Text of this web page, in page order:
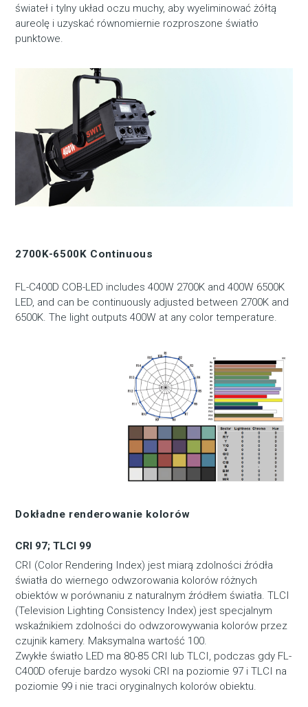
świateł i tylny układ oczu muchy, aby wyeliminować żółtą
aureolę i uzyskać równomiernie rozproszone światło
punktowe.
2700K-6500K Continuous
FL-C400D COB-LED includes 400W 2700K and 400W 6500K
LED, and can be continuously adjusted between 2700K and
6500K. The light outputs 400W at any color temperature.
Dokładne renderowanie kolorów
CRI 97; TLCI 99
CRI (Color Rendering Index) jest miarą zdolności źródła
światła do wiernego odwzorowania kolorów różnych
obiektów w porównaniu z naturalnym źródłem światła. TLCI
(Television Lighting Consistency Index) jest specjalnym
wskaźnikiem zdolności do odwzorowywania kolorów przez
czujnik kamery. Maksymalna wartość 100.
Zwykłe światło LED ma 80-85 CRI lub TLCI, podczas gdy FL-
C400D oferuje bardzo wysoki CRI na poziomie 97 i TLCI na
poziomie 99 i nie traci oryginalnych kolorów obiektu.